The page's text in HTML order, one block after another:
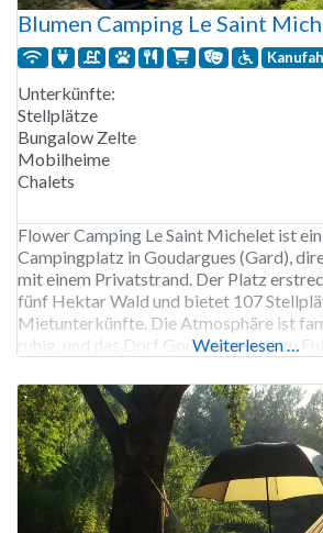
Blumen Camping Le Saint
Unterkünfte:
Stellplätze
Bungalow Zelte
Mobilheime
Chalets
Flower Camping Le Saint Michelet ist
Campingplatz in Goudargues (Gard),
mit einem Privatstrand. Der Platz
fünf Hektar Wald und bietet 107
Mietunterkünfte. Die Atmosphäre ist
ruhig, und das Dorf Goudargues ist zu
geöffnet. Es
Weiterlesen …